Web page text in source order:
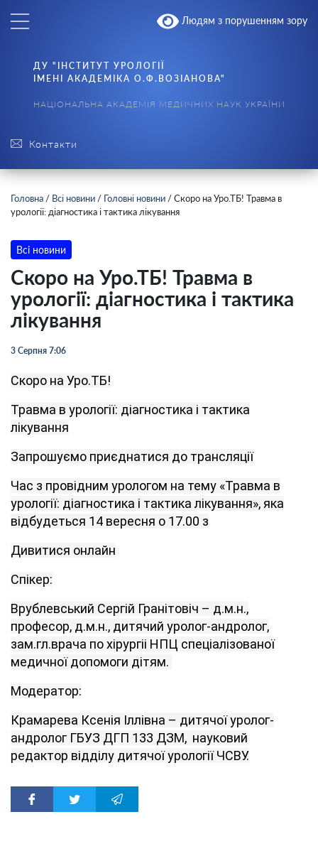
Людям з порушенням зору
Контакти
ДУ "ІНСТИТУТ УРОЛОГІЇ
ІМЕНІ АКАДЕМІКА О.Ф.ВОЗІАНОВА"
НАЦІОНАЛЬНА АКАДЕМІЯ МЕДИЧНИХ НАУК УКРАЇНИ
Головна / Всі новини / Головні новини /Скоро на Уро.ТБ! Травма в
урології: діагностика і тактика лікування
Всі новини
Скоро на Уро.ТБ! Травма в
урології: діагностика і тактика
лікування
3 Серпня 7:06
Скоро на Уро.ТБ!
Травма в урології: діагностика і тактика
лікування
Запрошуємо приєднатися до трансляції
Час з провідним урологом на тему «Травма в
урології: діагностика і тактика лікування», яка
відбудеться 14 вересня о 17.00 з
Дивитися онлайн
Спікер:
Врублевський Сергій Гранітовіч – д.м.н.,
професор, д.м.н., дитячий уролог-андролог,
зам.гл.врача по хірургіі НПЦ спеціалізованої
медичної допомоги дітям.
Модератор:
Крамарева Ксенія Іллівна – дитячої уролог-
андролог ГБУЗ ДГП 133 ДЗМ, науковий
редактор відділу дитячої урології ЧСВУ.